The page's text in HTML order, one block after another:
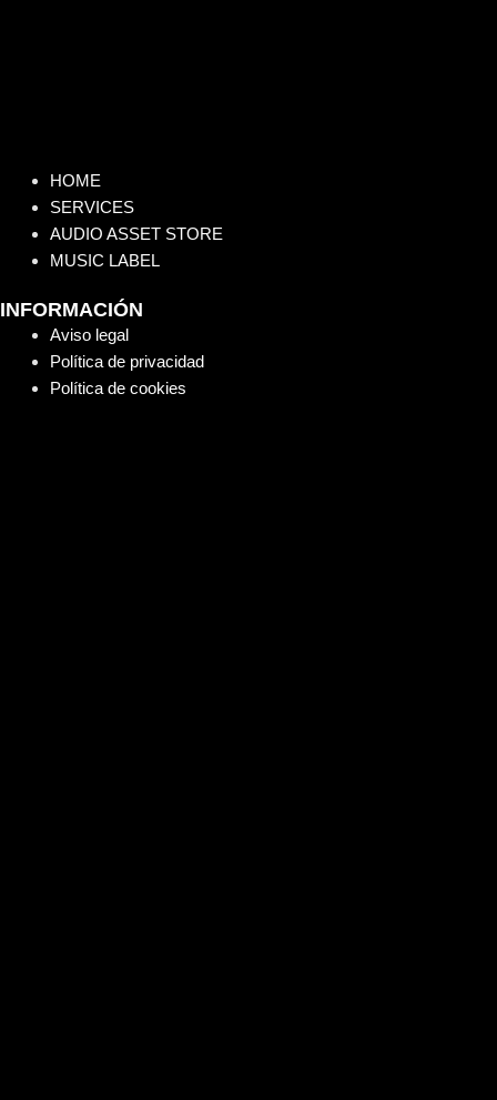
HOME
SERVICES
AUDIO ASSET STORE
MUSIC LABEL
INFORMACIÓN
Aviso legal
Política de privacidad
Política de cookies